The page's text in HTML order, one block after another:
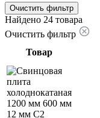
Очистить фильтр
Найдено 24 товара
Очистить фильтр
Товар